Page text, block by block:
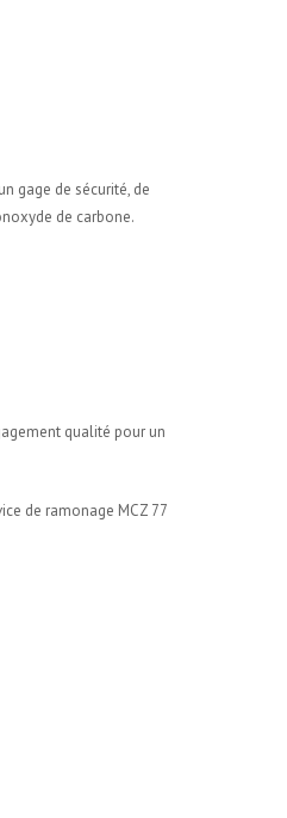
gage de sécurité, de
de carbone.
qualité pour un
de ramonage MCZ 77